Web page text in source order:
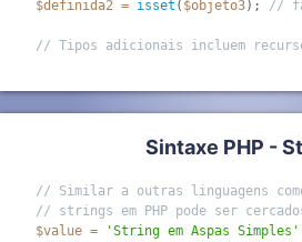
$definida2 = isset ( $objeto3) ; //
// Tipos adicionais incluem
Sintaxe PHP -
// Similar a outras linguagens
// strings em PHP pode ser
$value = 'String em Aspas Simples'